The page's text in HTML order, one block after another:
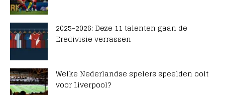
2025-2026: Deze 11 talenten gaan de
Eredivisie verrassen
Welke Nederlandse spelers speelden ooit
voor Liverpool?